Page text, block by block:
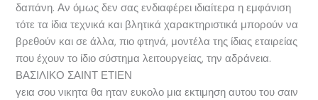
δαπάνη. Αν όμως δεν σας ενδιαφέρει ιδιαίτερα η εμφάνιση
τότε τα ίδια τεχνικά και βλητικά χαρακτηριστικά μπορούν να
βρεθούν και σε άλλα, πιο φτηνά, μοντέλα της ίδιας εταιρείας
που έχουν το ίδιο σύστημα λειτουργείας, την αδράνεια.
ΒΑΣΙΛΙΚΟ ΣΑΙΝΤ ΕΤΙΕΝ
γεια σου νικητα θα ηταν ευκολο μια εκτιμηση αυτου του σαιν